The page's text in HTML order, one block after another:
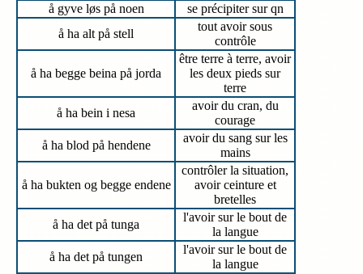
å gyve løs på noen
se précipiter sur qn
å ha alt på stell
tout avoir sous
contrôle
å ha begge beina på jorda
être terre à terre, avoir
les deux pieds sur
terre
å ha bein i nesa
avoir du cran, du
courage
å ha blod på hendene
avoir du sang sur les
mains
å ha bukten og begge endene
contrôler la situation,
avoir ceinture et
bretelles
å ha det på tunga
l'avoir sur le bout de
la langue
å ha det på tungen
l'avoir sur le bout de
la langue